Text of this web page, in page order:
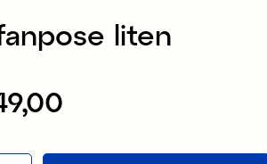
liten
49,00